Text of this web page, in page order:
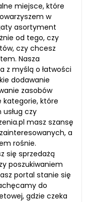
miejsce, które
w
asortyment
od tego, czy
czy chcesz
Nasza
z myślą o łatwości
dodawanie
zasobów
kategorie, które
czy
masz szansę
a
rośnie.
się sprzedażą
poszukiwaniem
portal stanie się
do
gdzie czeka